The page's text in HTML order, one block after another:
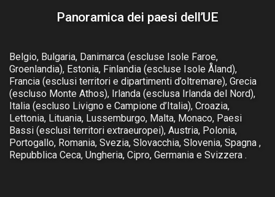
Panoramica dei paesi dell’UE
Belgio, Bulgaria, Danimarca (escluse Isole Faroe,
Groenlandia), Estonia, Finlandia (escluse Isole Åland),
Francia (esclusi territori e dipartimenti d’oltremare), Grecia
(escluso Monte Athos), Irlanda (esclusa Irlanda del Nord),
Italia (escluso Livigno e Campione d’Italia), Croazia,
Lettonia, Lituania, Lussemburgo, Malta, Monaco, Paesi
Bassi (esclusi territori extraeuropei), Austria, Polonia,
Portogallo, Romania, Svezia, Slovacchia, Slovenia, Spagna ,
Repubblica Ceca, Ungheria, Cipro, Germania e Svizzera .